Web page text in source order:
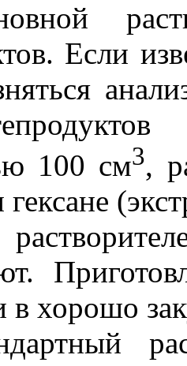
Если
100 см3,
в хорошо